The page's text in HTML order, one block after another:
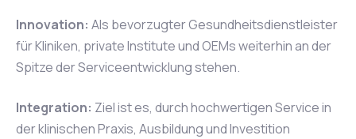
Innovation: Als bevorzugter Gesundheitsdienstleister
für Kliniken, private Institute und OEMs weiterhin an der
Spitze der Serviceentwicklung stehen.
Integration: Ziel ist es, durch hochwertigen Service in
der klinischen Praxis, Ausbildung und Investition